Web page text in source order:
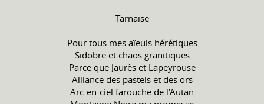
Tarnaise
Pour tous mes aïeuls hérétiques
Sidobre et chaos granitiques
Parce que Jaurès et Lapeyrouse
Alliance des pastels et des ors
Arc-en-ciel farouche de l’Autan